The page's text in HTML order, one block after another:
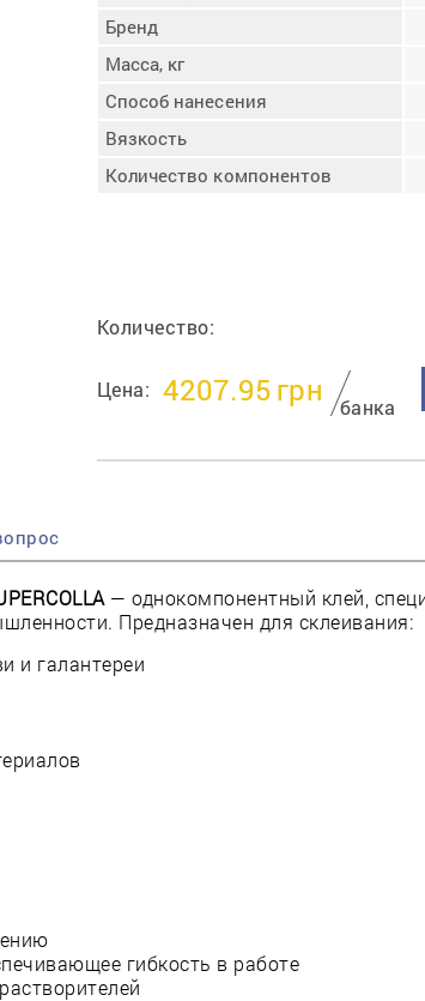
Бренд
Масса, кг
Способ нанесения
Вязкость
Количество компонентов
Количество:
Цена: 4207.95грн банка
— однокомпонентный клей,
Предназначен для склеивания:
и галантереи
гибкость в работе